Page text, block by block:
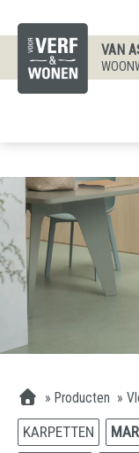
VAN
» Producten »
KARPETTEN